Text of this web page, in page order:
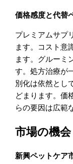
価格感度と代替
プレミアムサプ
ます。コスト意
ます。グルーミ
す。処方治療が
別化は依然とし
どまります。価
らの要因は広範
市場の機会
新興ペットケア